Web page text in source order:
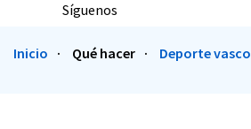
Síguenos
Inicio Qué hacer Deporte vasco